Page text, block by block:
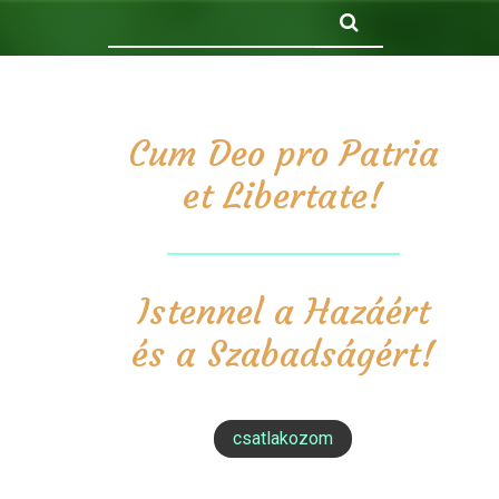
Cum Deo pro Patria
et Libertate!
Istennel a Hazáért
és a Szabadságért!
csatlakozom